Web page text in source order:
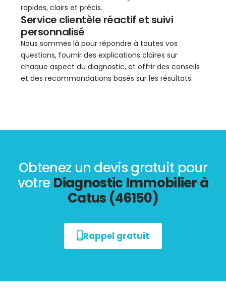
rapides, clairs et précis.
Service clientèle réactif et suivi
personnalisé
Nous sommes là pour répondre à toutes vos
questions, fournir des explications claires sur
chaque aspect du diagnostic, et offrir des conseils
et des recommandations basés sur les résultats.
Obtenez un devis gratuit pour
votre Diagnostic Immobilier à
Catus (46150)
Rappel gratuit